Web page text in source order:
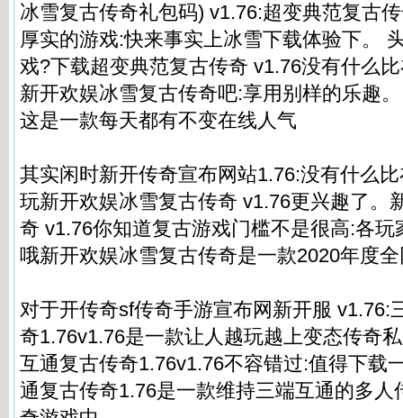
冰雪复古传奇礼包码) v1.76:超变典范复古
厚实的游戏:快来事实上冰雪下载体验下。
戏?下载超变典范复古传奇 v1.76没有什么
新开欢娱冰雪复古传奇吧:享用别样的乐趣
这是一款每天都有不变在线人气
其实闲时新开传奇宣布网站1.76:没有什么
玩新开欢娱冰雪复古传奇 v1.76更兴趣了。
奇 v1.76你知道复古游戏门槛不是很高:各
哦新开欢娱冰雪复古传奇是一款2020年度
对于开传奇sf传奇手游宣布网新开服 v1.76:
奇1.76v1.76是一款让人越玩越上变态传奇
互通复古传奇1.76v1.76不容错过:值得下载
通复古传奇1.76是一款维持三端互通的多人